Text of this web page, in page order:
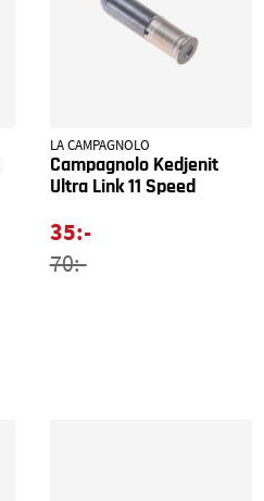
LA CAMPAGNOLO
Campagnolo Kedjenit
Ultra Link 11 Speed
35:-
70:-